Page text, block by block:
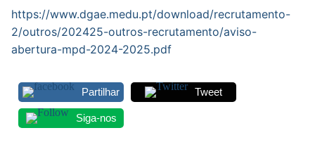
PARTICULAR / IPSS / MISERICÓRDIAS
ENSINO SUPERIOR
PROFESSORES CONTRATADOS
DOCENTES APOSENTADOS
https://www.dgae.medu.pt/download/recrutamento-
2/outros/202425-outros-recrutamento/aviso-
abertura-mpd-2024-2025.pdf
Partilhar Tweet
Siga-nos